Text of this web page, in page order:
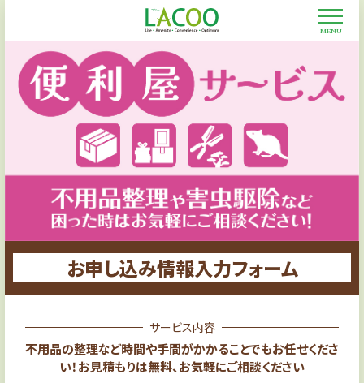
CLOSE
MENU
お申し込み情報入力フォーム
サービス内容
不用品の整理など時間や手間がかかることでもお任せくださ
い！お見積もりは無料、お気軽にご相談ください